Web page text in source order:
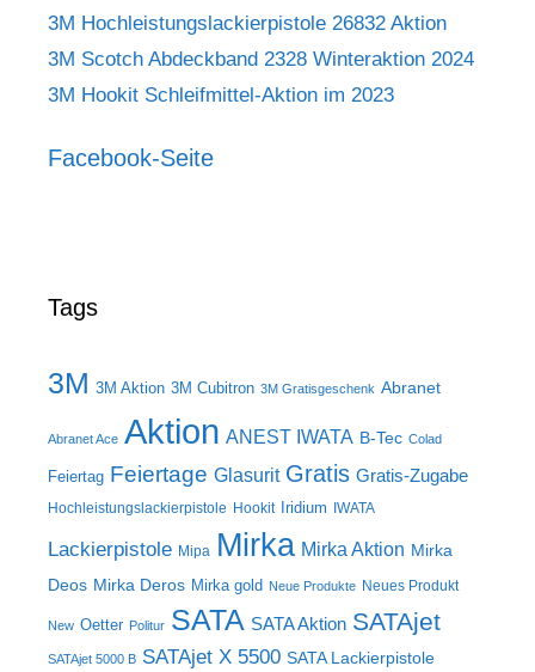
3M Hochleistungslackierpistole 26832 Aktion
3M Scotch Abdeckband 2328 Winteraktion 2024
3M Hookit Schleifmittel-Aktion im 2023
Facebook-Seite
Tags
3M 3M Aktion 3M Cubitron 3M Gratisgeschenk Abranet
Abranet Ace Aktion ANEST IWATA B-Tec Colad
Feiertag Feiertage Glasurit Gratis Gratis-Zugabe
Hochleistungslackierpistole Hookit Iridium IWATA
Lackierpistole Mipa Mirka Mirka Aktion Mirka
Deos Mirka Deros Mirka gold Neue Produkte Neues Produkt
New Oetter Politur SATA SATA Aktion SATAjet
SATAjet 5000 B SATAjet X 5500 SATA Lackierpistole